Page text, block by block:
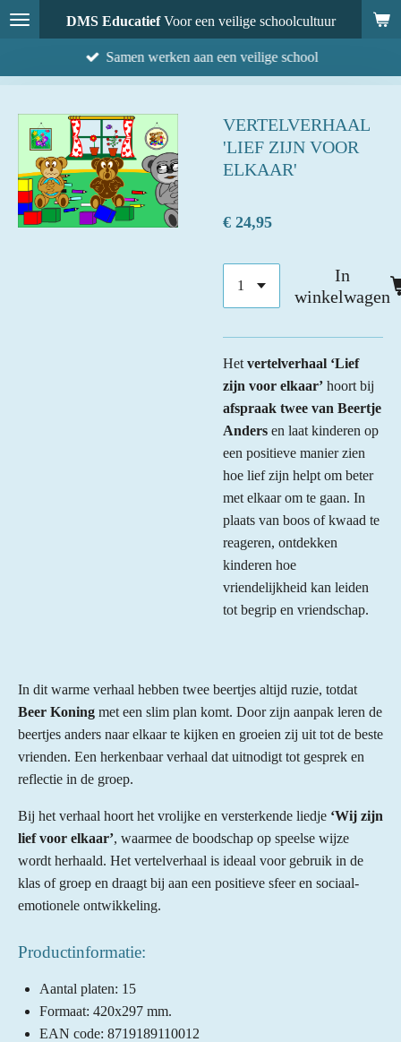
Ga
direct
DMS EducatiefVoor een veilige schoolcultuur
Samen werken aan een veilige school
VERTELVERHAAL
'LIEF ZIJN VOOR
ELKAAR'
€ 24,95
In
winkelwagen
Het vertelverhaal ‘Lief
zijn voor elkaar’ hoort bij
afspraak twee van Beertje
Anders en laat kinderen op
een positieve manier zien
hoe lief zijn helpt om beter
met elkaar om te gaan. In
plaats van boos of kwaad te
reageren, ontdekken
kinderen hoe
vriendelijkheid kan leiden
tot begrip en vriendschap.
In dit warme verhaal hebben twee beertjes altijd ruzie, totdat
Beer Koning met een slim plan komt. Door zijn aanpak leren de
beertjes anders naar elkaar te kijken en groeien zij uit tot de beste
vrienden. Een herkenbaar verhaal dat uitnodigt tot gesprek en
reflectie in de groep.
Bij het verhaal hoort het vrolijke en versterkende liedje ‘Wij zijn
lief voor elkaar’, waarmee de boodschap op speelse wijze
wordt herhaald. Het vertelverhaal is ideaal voor gebruik in de
klas of groep en draagt bij aan een positieve sfeer en sociaal-
emotionele ontwikkeling.
Productinformatie:
Aantal platen: 15
Formaat: 420x297 mm.
EAN code: 8719189110012